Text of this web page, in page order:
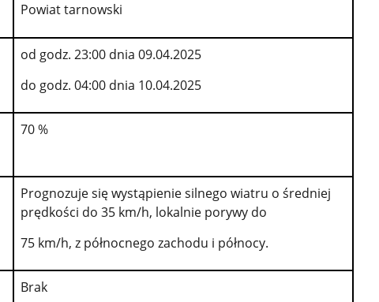
Powiat tarnowski
od godz. 23:00 dnia 09.04.2025
do godz. 04:00 dnia 10.04.2025
70 %
Prognozuje się wystąpienie silnego wiatru o średniej
prędkości do 35 km/h, lokalnie porywy do
75 km/h, z północnego zachodu i północy.
Brak